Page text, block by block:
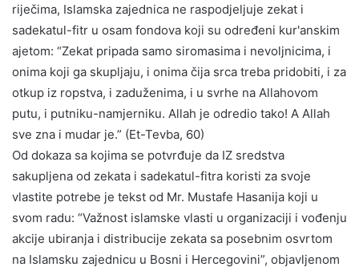
riječima, Islamska zajednica ne raspodjeljuje zekat i
sadekatul-fitr u osam fondova koji su određeni kur'anskim
ajetom: “Zekat pripada samo siromasima i nevoljnicima, i
onima koji ga skupljaju, i onima čija srca treba pridobiti, i za
otkup iz ropstva, i zaduženima, i u svrhe na Allahovom
putu, i putniku-namjerniku. Allah je odredio tako! A Allah
sve zna i mudar je.” (Et-Tevba, 60)
Od dokaza sa kojima se potvrđuje da IZ sredstva
sakupljena od zekata i sadekatul-fitra koristi za svoje
vlastite potrebe je tekst od Mr. Mustafe Hasanija koji u
svom radu: “Važnost islamske vlasti u organizaciji i vođenju
akcije ubiranja i distribucije zekata sa posebnim osvrtom
na Islamsku zajednicu u Bosni i Hercegovini”, objavljenom